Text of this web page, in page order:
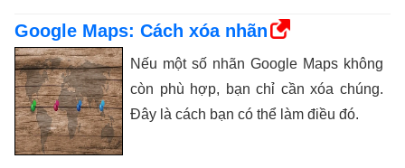
Google Maps: Cách xóa nhãn
Nếu một số nhãn Google Maps không
còn phù hợp, bạn chỉ cần xóa chúng.
Đây là cách bạn có thể làm điều đó.